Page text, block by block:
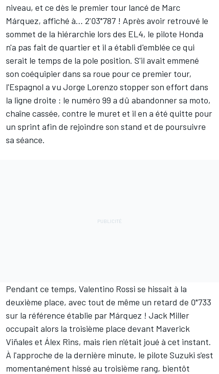
niveau, et ce dès le premier tour lancé de Marc
Márquez, affiché à… 2'03"787 ! Après avoir retrouvé le
sommet de la hiérarchie lors des EL4, le pilote Honda
n'a pas fait de quartier et il a établi d'emblée ce qui
serait le temps de la pole position. S'il avait emmené
son coéquipier dans sa roue pour ce premier tour,
l'Espagnol a vu Jorge Lorenzo stopper son effort dans
la ligne droite : le numéro 99 a dû abandonner sa moto,
chaîne cassée, contre le muret et il en a été quitte pour
un sprint afin de rejoindre son stand et de poursuivre
sa séance.
Pendant ce temps, Valentino Rossi se hissait à la
deuxième place, avec tout de même un retard de 0"733
sur la référence établie par Márquez ! Jack Miller
occupait alors la troisième place devant Maverick
Viñales et Álex Rins, mais rien n'était joué à cet instant.
À l'approche de la dernière minute, le pilote Suzuki s'est
momentanément hissé au troisième rang, bientôt